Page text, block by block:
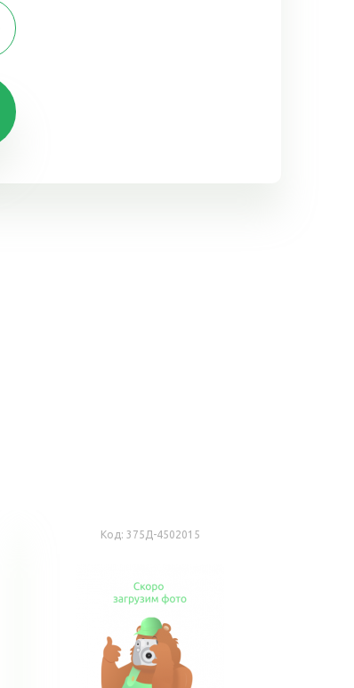
Код: 375Д-4502015